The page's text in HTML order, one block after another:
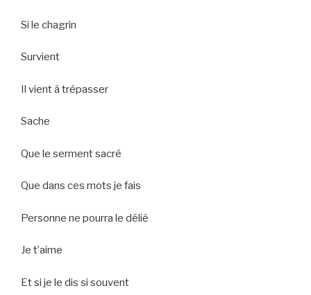
Si le chagrin
Survient
Il vient à trépasser
Sache
Que le serment sacré
Que dans ces mots je fais
Personne ne pourra le délié
Je t’aime
Et si je le dis si souvent